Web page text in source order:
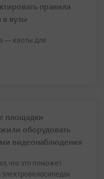
правила
вузы
— квоты для
площадки
оборудовать
видеонаблюдения
что это поможет
электровелосипедах